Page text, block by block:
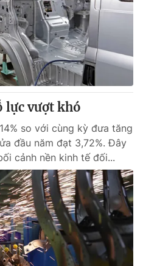
hình Việt Nam
báo điện tử số 483/GP-BTTTT
Hạnh, Phạm Quốc Thắng,
- 024.38 355 932
897 897
lực vượt khó
so với cùng kỳ đưa tăng
đầu năm đạt 3,72%. Đây
cảnh nền kinh tế đối...